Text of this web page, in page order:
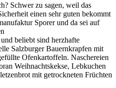
Schwer zu sagen, weil das
einen sehr guten bekommt
Sporer und da sei auf
beliebt sind herzhafte
Salzburger Bauernkrapfen mit
Ofenkartoffeln. Naschereien
Weihnachtskekse, Lebkuchen
mit getrockneten Früchten